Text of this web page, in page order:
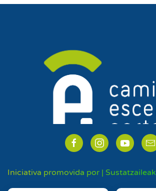
Iniciativa promovida por | Sustatzaileak